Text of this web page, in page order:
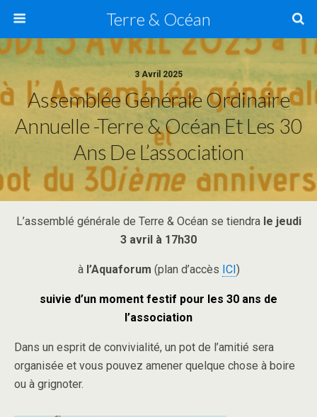
Terre & Océan
3 Avril 2025
Assemblée Générale Ordinaire
Annuelle -Terre & Océan Et Les 30
Ans De L’association
L’assemblé générale de Terre & Océan se tiendra le jeudi
3 avril à 17h30
à l’Aquaforum (plan d’accès ICI)
suivie d’un moment festif pour les 30 ans de
l’association
Dans un esprit de convivialité, un pot de l’amitié sera
organisée et vous pouvez amener quelque chose à boire
ou à grignoter.